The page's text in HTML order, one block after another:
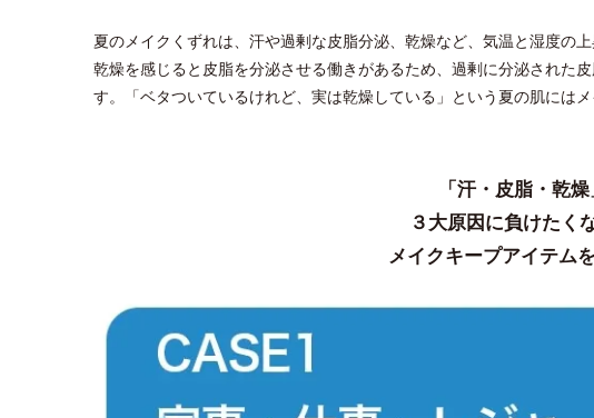
夏のメイクくずれは、汗や過剰な皮脂分泌、乾燥など、気温と湿度の
乾燥を感じると皮脂を分泌させる働きがあるため、過剰に分泌された
す。「ベタついているけれど、実は乾燥している」という夏の肌には
「汗・皮脂・乾燥
３大原因に負けたく
メイクキープアイテム